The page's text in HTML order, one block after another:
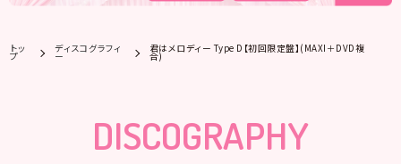
トッ
プ
ディスコグラフィ
ー
君はメロディー Type D【初回限定盤】(MAXI＋DVD複
合)
DISCOGRAPHY